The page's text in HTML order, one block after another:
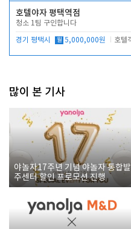
호텔야자 평택역점
청소 1팀 구인합니다
경기 평택시 월 5,000,000원
많이 본 기사
야놀자17주년 기념 야놀자 통합발
주센터 할인 프로모션 진행